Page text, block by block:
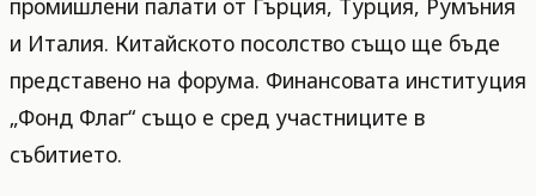
и Италия. Китайското посолство също ще бъде
представено на форума. Финансовата институция
„Фонд Флаг“ също е сред участниците в
събитието.